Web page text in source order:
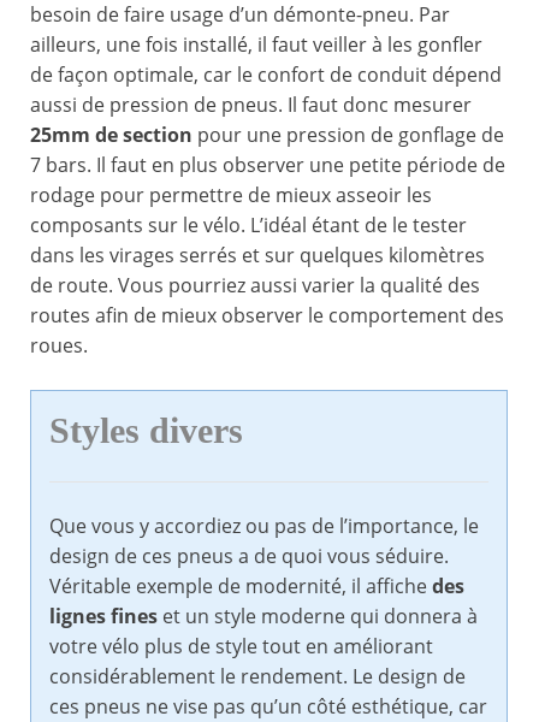
besoin de faire usage d’un démonte-pneu. Par
ailleurs, une fois installé, il faut veiller à les gonfler
de façon optimale, car le confort de conduit dépend
aussi de pression de pneus. Il faut donc mesurer
25mm de section pour une pression de gonflage de
7 bars. Il faut en plus observer une petite période de
rodage pour permettre de mieux asseoir les
composants sur le vélo. L’idéal étant de le tester
dans les virages serrés et sur quelques kilomètres
de route. Vous pourriez aussi varier la qualité des
routes afin de mieux observer le comportement des
roues.
Styles divers
Que vous y accordiez ou pas de l’importance, le
design de ces pneus a de quoi vous séduire.
Véritable exemple de modernité, il affichedes
lignes fines et un style moderne qui donnera à
votre vélo plus de style tout en améliorant
considérablement le rendement. Le design de
ces pneus ne vise pas qu’un côté esthétique, car